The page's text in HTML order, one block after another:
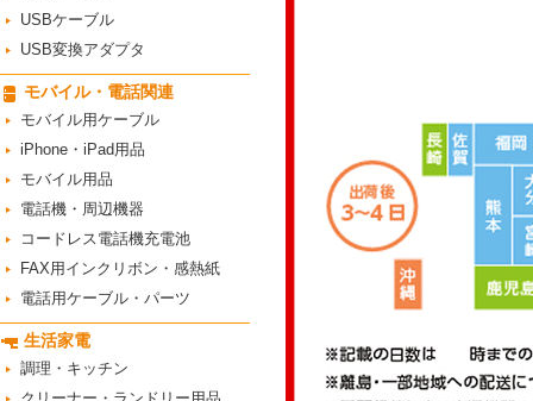
USBケーブル
USB変換アダプタ
モバイル・電話関連
モバイル用ケーブル
iPhone・iPad用品
モバイル用品
電話機・周辺機器
コードレス電話機充電池
FAX用インクリボン・感熱紙
電話用ケーブル・パーツ
生活家電
調理・キッチン